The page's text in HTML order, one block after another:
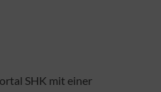
SHK mit einer